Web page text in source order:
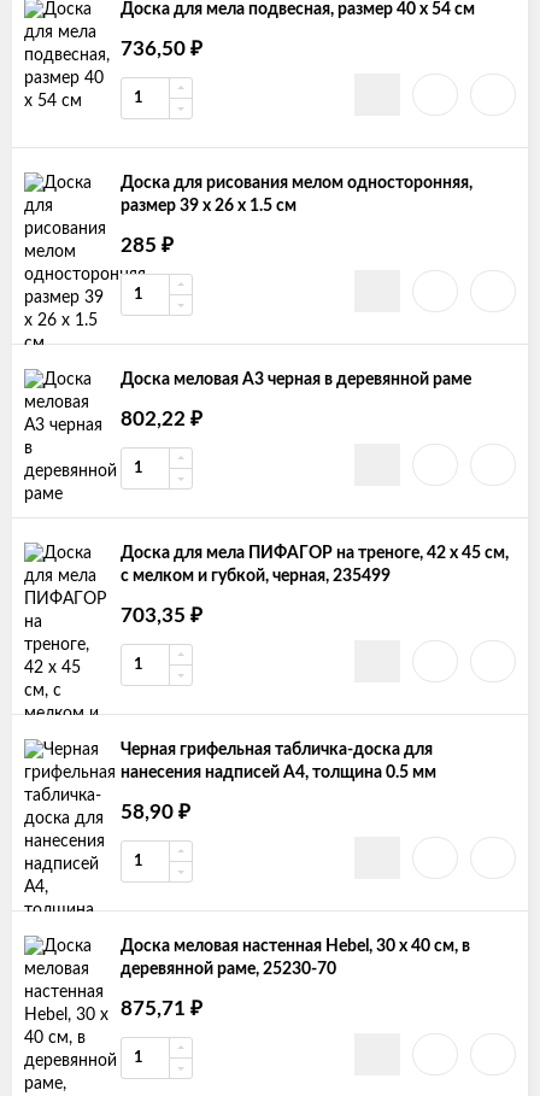
Доска для мела подвесная, размер 40 х 54 см
736,50 ₽
Доска для рисования мелом односторонняя,
размер 39 х 26 х 1.5 см
285 ₽
Доска меловая А3 черная в деревянной раме
802,22 ₽
Доска для мела ПИФАГОР на треноге, 42 x 45 см,
с мелком и губкой, черная, 235499
703,35 ₽
Черная грифельная табличка-доска для
нанесения надписей А4, толщина 0.5 мм
58,90 ₽
Доска меловая настенная Hebel, 30 х 40 см, в
деревянной раме, 25230-70
875,71 ₽